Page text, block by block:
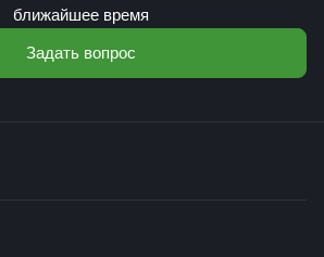
ближайшее время
Задать вопрос